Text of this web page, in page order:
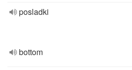
posladki
bottom